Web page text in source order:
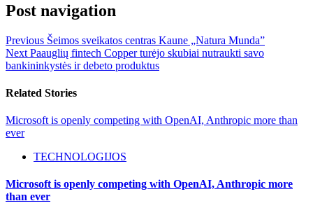
Post navigation
Previous Šeimos sveikatos centras Kaune „Natura Munda”
Next Paauglių fintech Copper turėjo skubiai nutraukti savo
bankininkystės ir debeto produktus
Related Stories
Microsoft is openly competing with OpenAI, Anthropic more than
ever
TECHNOLOGIJOS
Microsoft is openly competing with OpenAI, Anthropic more
than ever